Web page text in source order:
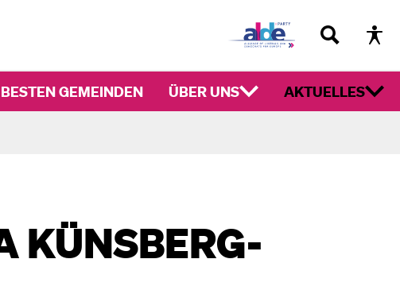
GEMEINDEN ÜBER UNS AKTUELLES
KÜNSBERG-